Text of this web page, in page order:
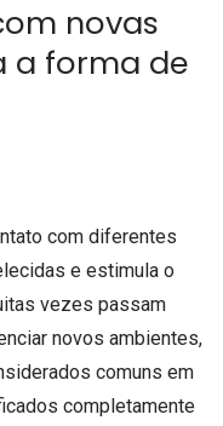
novas
a forma de
com diferentes
e estimula o
vezes passam
novos ambientes,
comuns em
completamente